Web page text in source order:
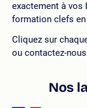
exactement à vos
formation clefs en
Cliquez sur
ou contactez-
Nos